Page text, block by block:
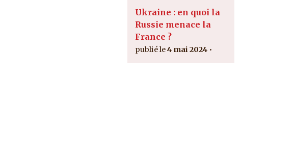
Ukraine : en quoi la
Russie menace la
France ?
4 mai 2024